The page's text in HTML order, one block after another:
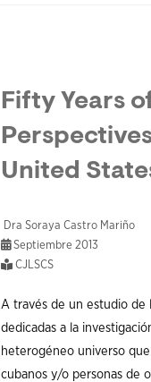
Fifty Years
United
Dra Soraya Castro Mariño
Septiembre 2013
CJLSCS
A través de un estudio de
dedicadas a la
heterogéneo universo
cubanos y/o personas de